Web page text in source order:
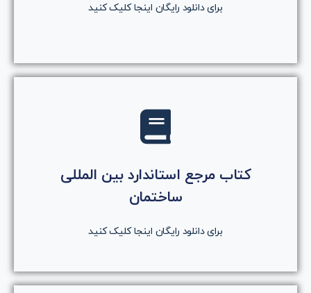
برای دانلود رایگان اینجا کلیک کنید
کتاب مرجع استاندارد بین المللی
ساختمان
برای دانلود رایگان اینجا کلیک کنید
روی دکمه کلیک کنید
کلیک کنید